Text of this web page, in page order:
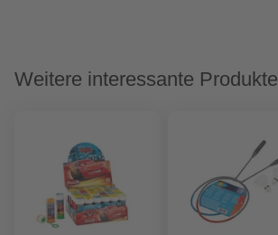
Weitere interessante Produkte